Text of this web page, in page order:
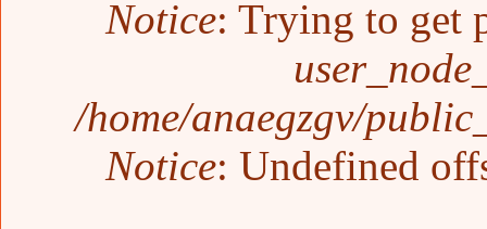
Notice: Trying to get
/home/anaegzgv/
Notice: Undefined